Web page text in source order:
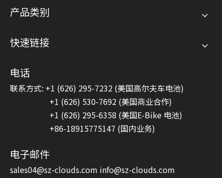
产品类别
快速链接
电话
联系方式: +1 (626) 295-7232 (美国高尔夫车电池)
+1 (626) 530-7692 (美国商业合作)
+1 (626) 295-6358 (美国E-Bike 电池)
+86-18915775147 (国内业务)
电子邮件
sales04@sz-clouds.com info@sz-clouds.com